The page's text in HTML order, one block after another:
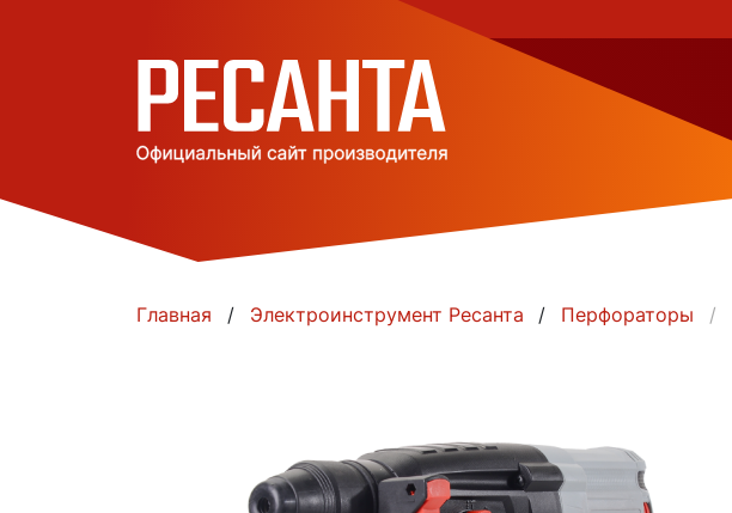
Главная Электроинструмент Ресанта Перфораторы